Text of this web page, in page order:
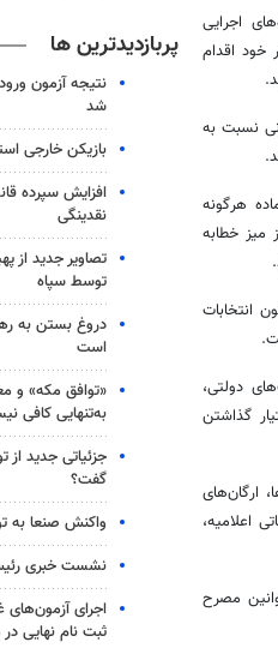
اجرایی
خود اقدام
نسبت به
ماده هرگونه
میز خطابه
دوره انتخابات ریاست جمهوری گیلان ادامه داد: بر اساس ماده ۶۸ قانون انتخابات
دولتی،
گذاشتن
ارگان‌های
اعلامیه،
مصرح
پربازدیدترین ها
شد
بازیکن خارجی
افزایش سپرده
نقدینگی
تصاویر جدید از
توسط سپاه
دروغ بستن به
است
«توافق مکه» و
به‌تنهایی کافی
جزئیاتی جدید از
گفت؟
واکنش صنعا به
نشست خبری
اجرای آزمون‌های
ثبت نام نهایی